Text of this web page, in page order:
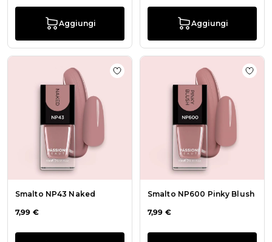
Aggiungi Aggiungi
Smalto NP43 Naked
7,99 €
Aggiungi alla wishlist Smalto NP43
Smalto NP600 Pinky Blush
7,99 €